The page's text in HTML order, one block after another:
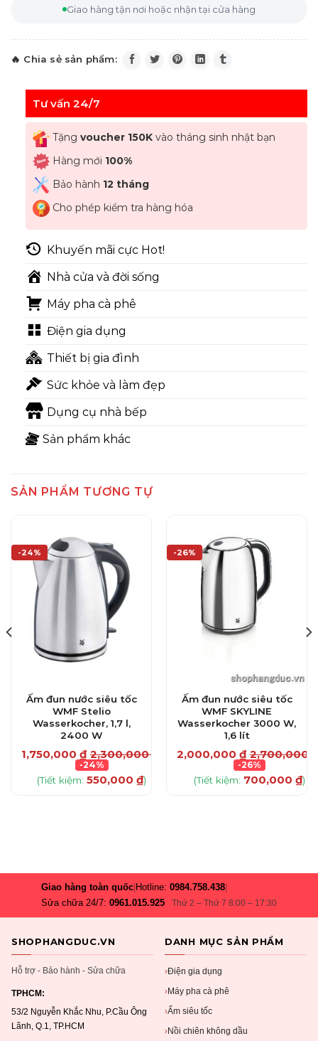
Giao hàng tận nơi hoặc nhận tại cửa hàng
Tư vấn 24/7
Tặng voucher 150Kvào tháng sinh nhật bạn
Hàng mới 100%
Bảo hành 12 tháng
Cho phép kiểm tra hàng hóa
Khuyến mãi cực Hot!
Nhà cửa và đời sống
Máy pha cà phê
Điện gia dụng
Thiết bị gia đình
Sức khỏe và làm đẹp
Dụng cụ nhà bếp
Sản phẩm khác
SẢN PHẨM TƯƠNG TỰ
-24%
Ấm đun nước siêu tốc
WMF Stelio
Wasserkocher, 1,7 l,
2400 W
1,750,000 ₫ 2,300,000
-24%
(Tiết kiệm:550,000₫)
-26%
Ấm đun nước siêu tốc
WMF SKYLINE
Wasserkocher 3000 W,
1,6 lít
2,000,000 ₫ 2,700,000
-26%
(Tiết kiệm: 700,000 ₫)
Giao hàng toàn quốc Hotline:0984.758.438
Sửa chữa 24/7:0961.015.925 Thứ 2 – Thứ 7 8:00 – 17:30
SHOPHANGDUC.VN
Hỗ trợ - Bảo hành - Sửa chữa
TPHCM:
53/2 Nguyễn Khắc Nhu, P.Cầu Ông
Lãnh, Q.1, TP.HCM
DANH MỤC SẢN PHẨM
›Điện gia dụng
› Máy pha cà phê
›Ấm siêu tốc
›Nồi chiên không dầu